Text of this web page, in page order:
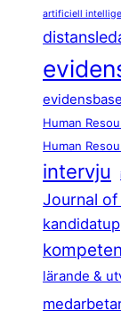
artificiell
Human
Human
intervju
Journal
lärande &